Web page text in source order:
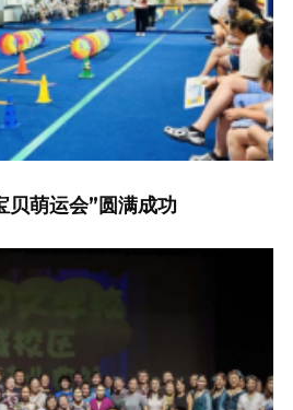
贝萌运会”圆满成功